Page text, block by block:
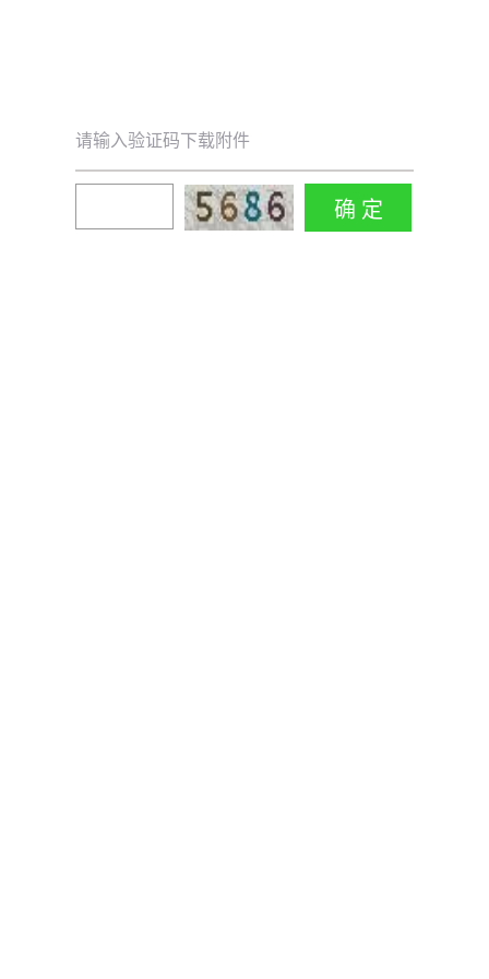
请输入验证码下载附件